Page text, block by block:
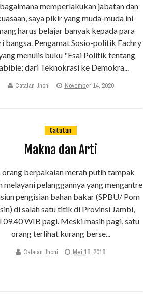
memperlakukan jabatan dan
saya pikir yang muda-muda ini
harus belajar banyak kepada para
bangsa. Pengamat Sosio-politik Fachry
menulis buku "Esai Politik tentang
dari Teknokrasi ke Demokra...
Catatan Jhoni November 14, 2020
Catatan
Makna dan Arti
orang berpakaian merah putih tampak
melayani pelanggannya yang mengantre
pengisian bahan bakar (SPBU/ Pom
di salah satu titik di Provinsi Jambi,
09.40 WIB pagi. Meski masih pagi, satu
orang terlihat kurang berse...
Catatan Jhoni Mei 18, 2018